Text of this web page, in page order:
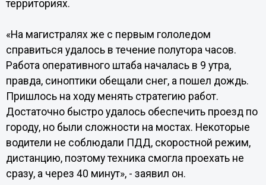
территориях.
«На магистралях же с первым гололедом
справиться удалось в течение полутора часов.
Работа оперативного штаба началась в 9 утра,
правда, синоптики обещали снег, а пошел дождь.
Пришлось на ходу менять стратегию работ.
Достаточно быстро удалось обеспечить проезд по
городу, но были сложности на мостах. Некоторые
водители не соблюдали ПДД, скоростной режим,
дистанцию, поэтому техника смогла проехать не
сразу, а через 40 минут», - заявил он.